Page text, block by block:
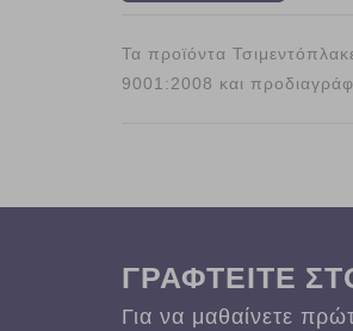
Τα προϊόντα
9001:2008 και
ΓΡΑΦΤΕΙΤΕ
Για να μαθαίνετε